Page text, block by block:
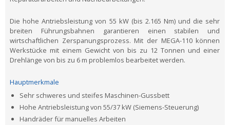
Die hohe Antriebsleistung von 55 kW (bis 2.165 Nm) und die sehr
breiten Führungsbahnen garantieren einen stabilen und
wirtschaftlichen Zerspanungsprozess. Mit der MEGA-110 können
Werkstücke mit einem Gewicht von bis zu 12 Tonnen und einer
Drehlänge von bis zu 6 m problemlos bearbeitet werden.
Hauptmerkmale
Sehr schweres und steifes Maschinen-Gussbett
Hohe Antriebsleistung von 55/37 kW (Siemens-Steuerung)
Handräder für manuelles Arbeiten